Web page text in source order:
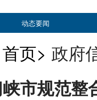
动态要闻
首页> 政府
市规范